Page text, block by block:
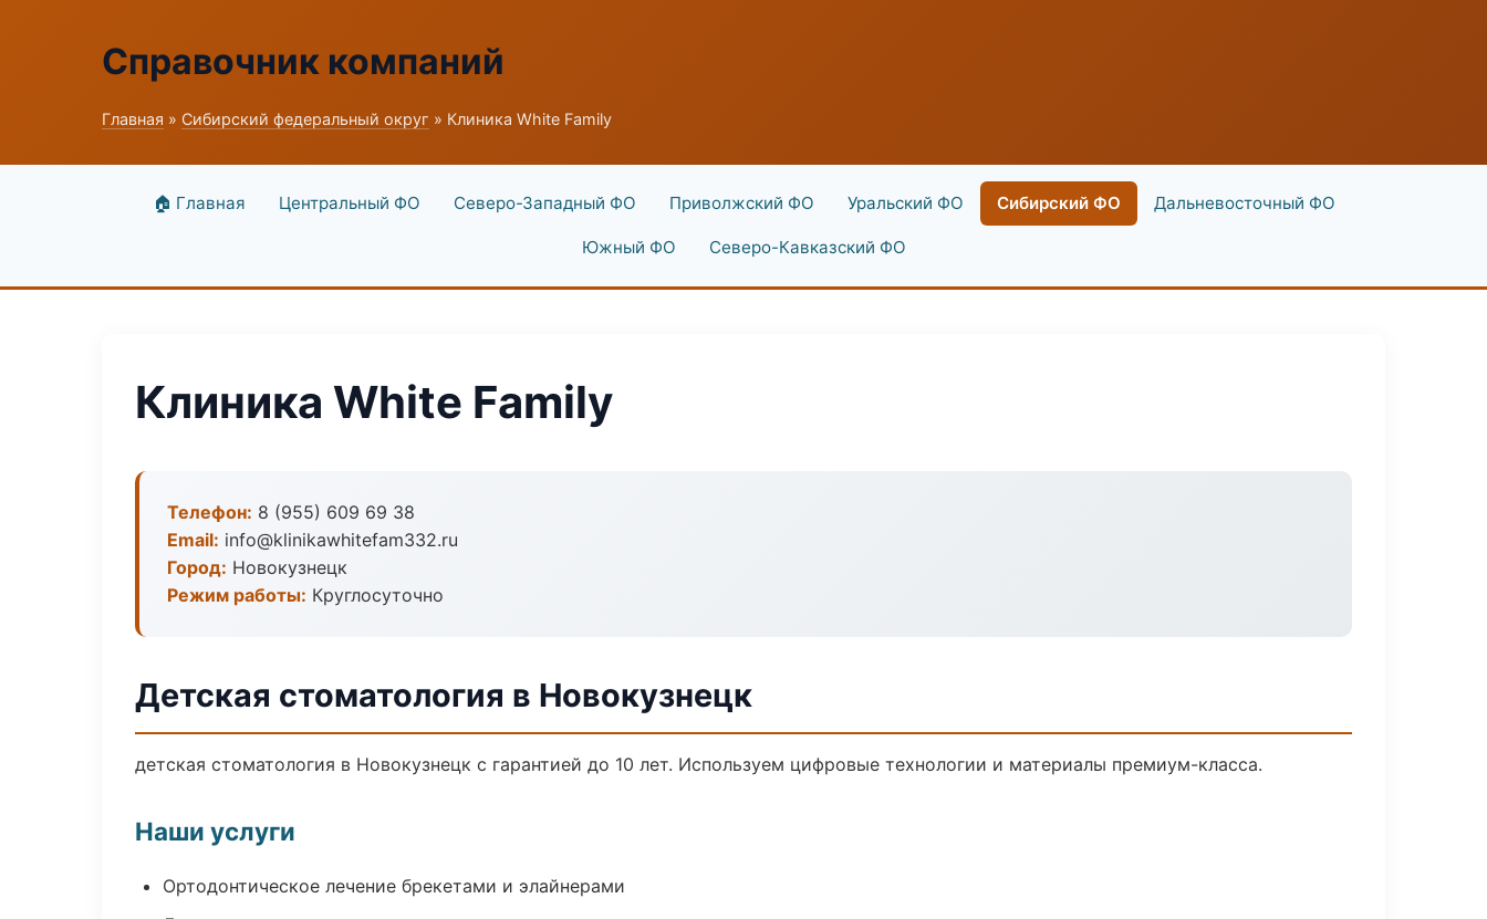
Справочник компаний
Главная » Сибирский федеральный округ » Клиника White Family
🏠 Главная Центральный ФО Северо-Западный ФО Приволжский ФО Уральский ФО Сибирский ФО Дальневосточный ФО
Южный ФО Северо-Кавказский ФО
Клиника White Family
Телефон: 8 (955) 609 69 38
Email: info@klinikawhitefam332.ru
Город: Новокузнецк
Режим работы: Круглосуточно
Детская стоматология в Новокузнецк
детская стоматология в Новокузнецк с гарантией до 10 лет. Используем цифровые технологии и материалы премиум-класса.
Наши услуги
Ортодонтическое лечение брекетами и элайнерами